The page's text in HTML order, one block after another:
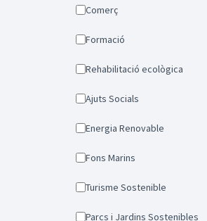
Comerç
Formació
Rehabilitació ecològica
Ajuts Socials
Energia Renovable
Fons Marins
Turisme Sostenible
Parcs i Jardins Sostenibles